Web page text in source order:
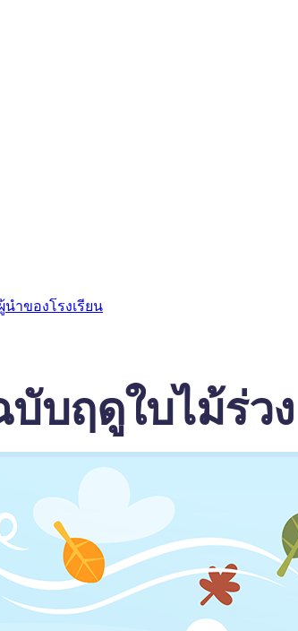
ำของโรงเรียน
บฤดูใบไม้ร่วง